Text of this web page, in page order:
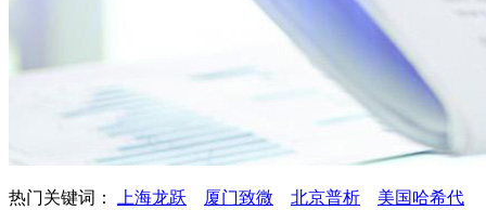
热门关键词： 上海龙跃 厦门致微 北京普析
美国哈希代